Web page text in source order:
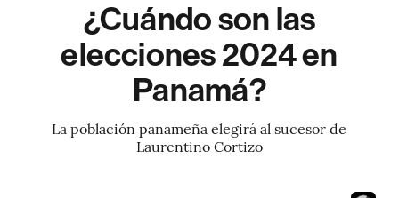
¿Cuándo son las
elecciones 2024 en
Panamá?
La población panameña elegirá al sucesor de
Laurentino Cortizo